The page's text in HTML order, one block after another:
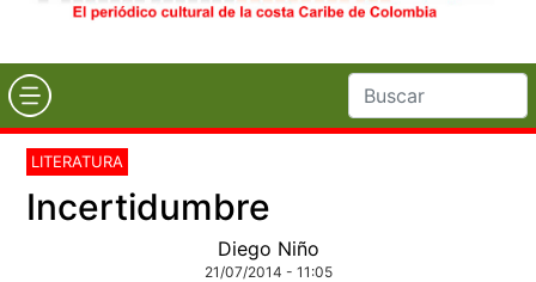
LITERATURA
Incertidumbre
Diego Niño
21/07/2014 - 11:05